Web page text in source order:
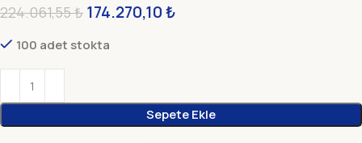
224.061,55₺ 174.270,10₺
100 adet stokta
Sepete Ekle